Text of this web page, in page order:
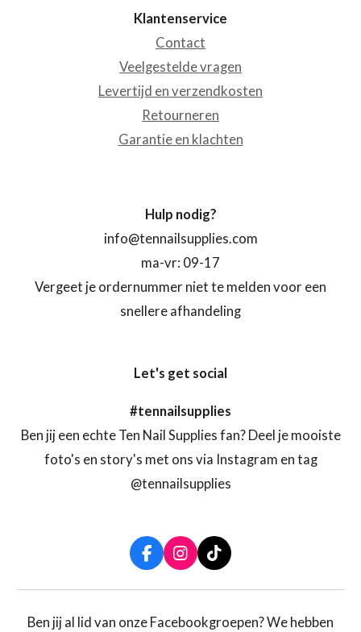
Klantenservice
Contact
Veelgestelde vragen
Levertijd en verzendkosten
Retourneren
Garantie en klachten
Hulp nodig?
info@tennailsupplies.com
ma-vr: 09-17
Vergeet je ordernummer niet te melden voor een
snellere afhandeling
Let's get social
#tennailsupplies
Ben jij een echte Ten Nail Supplies fan? Deel je mooiste
foto's en story's met ons via Instagram en tag
@tennailsupplies
F
a
c
b
I
n
s
a
T
i
k
o
Ben jij al lid van onze Facebookgroepen? We hebben